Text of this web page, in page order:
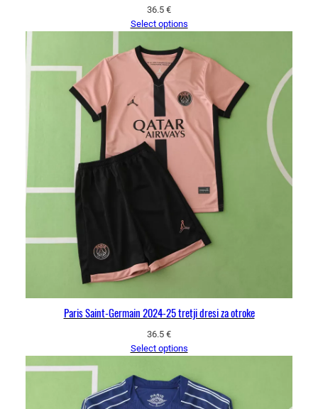
36.5 €
Select options
Paris Saint-Germain 2024-25 tretji dresi za otroke
36.5 €
Select options